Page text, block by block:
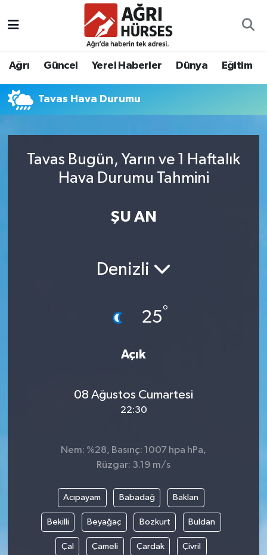
Ağrı Güncel Yerel Haberler Dünya Eğitim
Tavas Hava Durumu
Tavas Bugün, Yarın ve 1 Haftalık
Hava Durumu Tahmini
ŞU AN
Denizli
25°
Açık
08 Ağustos Cumartesi
22:30
Nem: %28, Basınç: 1007 hpa hPa,
Rüzgar: 3.19 m/s
Acıpayam Babadağ Baklan
Bekilli Beyağaç Bozkurt Buldan
Çal Çameli Çardak Çivril
Hava Durumu
Süper Lig Puan Durumu ve Fikstür
Tüm Manşetler
Son Dakika Haberleri